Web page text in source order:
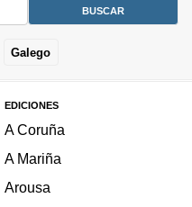
Galego
EDICIONES
A Coruña
A Mariña
Arousa